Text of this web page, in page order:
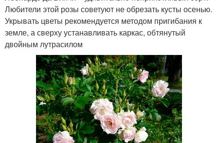
Любители этой розы советуют не обрезать кусты осенью.
Укрывать цветы рекомендуется методом пригибания к
земле, а сверху устанавливать каркас, обтянутый
двойным лутрасилом